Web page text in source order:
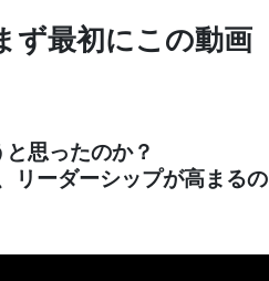
ず最初にこの動画
思ったのか？
リーダーシップが高まるの